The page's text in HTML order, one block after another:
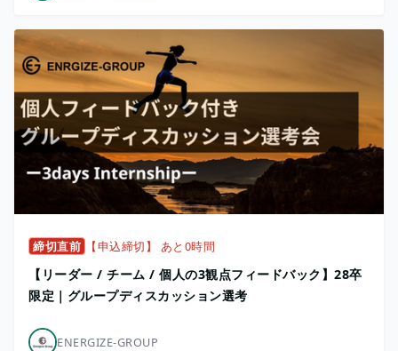
締切直前 【申込締切】 あと0時間
【リーダー / チーム / 個人の3観点フィードバック】28卒
限定｜グループディスカッション選考
ENERGIZE-GROUP